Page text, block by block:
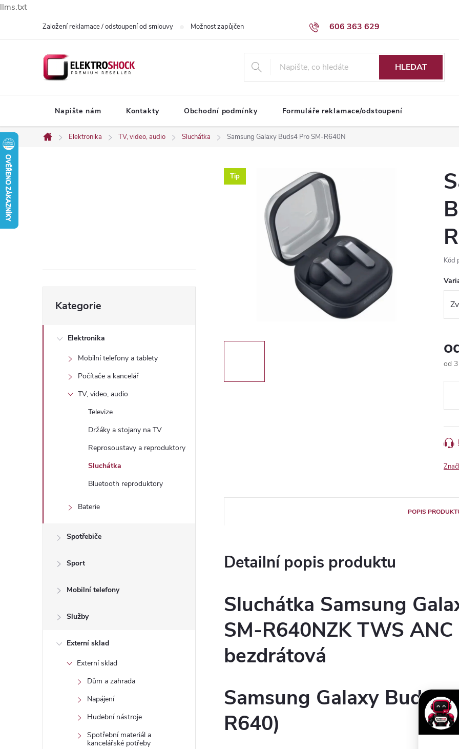
llms.txt
606 363 629
Založení reklamace / odstoupení od smlouvy Možnost zapůjčení dodávky Obchodní podmínky
HLEDAT
Napište nám Kontakty Obchodní podmínky Formuláře reklamace/odstoupení
Domů
Elektronika TV, video, audio Sluchátka Samsung Galaxy Buds4 Pro SM-R640N
r
n
kategorie
Kategorie
Elektronika
Mobilní telefony a tablety
Počítače a kancelář
TV, video, audio
Televize
Držáky a stojany na TV
Reprosoustavy a reproduktory
Sluchátka
Bluetooth reproduktory
Baterie
Spotřebiče
Sport
Mobilní telefony
Služby
Externí sklad
Externí sklad
Dům a zahrada
Napájení
Hudební nástroje
Spotřební materiál a
kancelářské potřeby
Tip
Kód
od
POPIS
Detailní popis produktu
Sluchátka Samsung
SM-R640NZK TWS ANC
bezdrátová
Samsung Galaxy Buds4
R640)